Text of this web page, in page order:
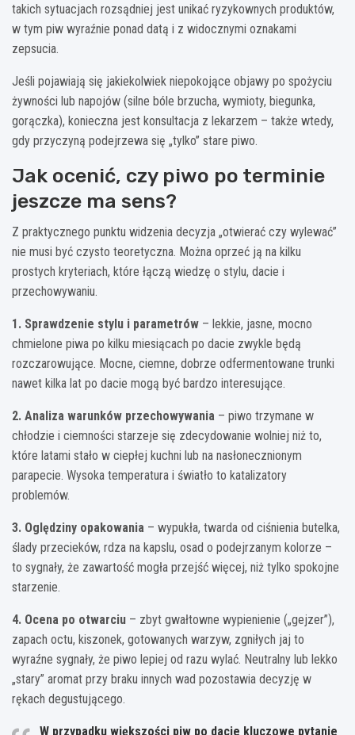
takich sytuacjach rozsądniej jest unikać ryzykownych produktów,
w tym piw wyraźnie ponad datą i z widocznymi oznakami
zepsucia.
Jeśli pojawiają się jakiekolwiek niepokojące objawy po spożyciu
żywności lub napojów (silne bóle brzucha, wymioty, biegunka,
gorączka), konieczna jest konsultacja z lekarzem – także wtedy,
gdy przyczyną podejrzewa się „tylko” stare piwo.
Jak ocenić, czy piwo po terminie
jeszcze ma sens?
Z praktycznego punktu widzenia decyzja „otwierać czy wylewać”
nie musi być czysto teoretyczna. Można oprzeć ją na kilku
prostych kryteriach, które łączą wiedzę o stylu, dacie i
przechowywaniu.
1. Sprawdzenie stylu i parametrów – lekkie, jasne, mocno
chmielone piwa po kilku miesiącach po dacie zwykle będą
rozczarowujące. Mocne, ciemne, dobrze odfermentowane trunki
nawet kilka lat po dacie mogą być bardzo interesujące.
2. Analiza warunków przechowywania – piwo trzymane w
chłodzie i ciemności starzeje się zdecydowanie wolniej niż to,
które latami stało w ciepłej kuchni lub na nasłonecznionym
parapecie. Wysoka temperatura i światło to katalizatory
problemów.
3. Oględziny opakowania – wypukła, twarda od ciśnienia butelka,
ślady przecieków, rdza na kapslu, osad o podejrzanym kolorze –
to sygnały, że zawartość mogła przejść więcej, niż tylko spokojne
starzenie.
4. Ocena po otwarciu – zbyt gwałtowne wypienienie („gejzer”),
zapach octu, kiszonek, gotowanych warzyw, zgniłych jaj to
wyraźne sygnały, że piwo lepiej od razu wylać. Neutralny lub lekko
„stary” aromat przy braku innych wad pozostawia decyzję w
rękach degustującego.
W przypadku większości piw po dacie kluczowe pytanie